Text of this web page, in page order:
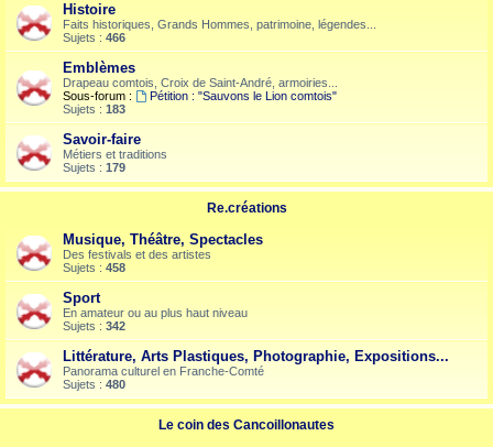
Histoire
Faits historiques, Grands Hommes, patrimoine, légendes...
Sujets : 466
Emblèmes
Drapeau comtois, Croix de Saint-André, armoiries...
Sous-forum :
Pétition : "Sauvons le Lion comtois"
Sujets : 183
Savoir-faire
Métiers et traditions
Sujets : 179
Re.créations
Musique, Théâtre, Spectacles
Des festivals et des artistes
Sujets : 458
Sport
En amateur ou au plus haut niveau
Sujets : 342
Littérature, Arts Plastiques, Photographie, Expositions...
Panorama culturel en Franche-Comté
Sujets : 480
Le coin des Cancoillonautes